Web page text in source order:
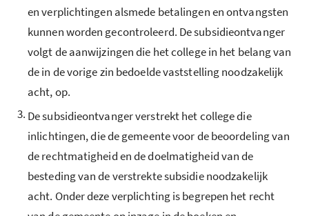
en verplichtingen alsmede betalingen en ontvangsten
kunnen worden gecontroleerd. De subsidieontvanger
volgt de aanwijzingen die het college in het belang van
de in de vorige zin bedoelde vaststelling noodzakelijk
acht, op.
3. De subsidieontvanger verstrekt het college die
inlichtingen, die de gemeente voor de beoordeling van
de rechtmatigheid en de doelmatigheid van de
besteding van de verstrekte subsidie noodzakelijk
acht. Onder deze verplichting is begrepen het recht